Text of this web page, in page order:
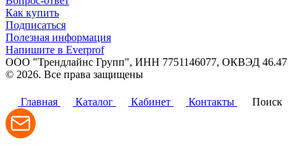
Как купить
Подписаться
Полезная информация
Напишите в Everprof
ООО "Трендлайнс Групп", ИНН 7751146077, ОКВЭД 46.47
© 2026. Все права защищены
Главная
Каталог Кабинет Контакты Поиск